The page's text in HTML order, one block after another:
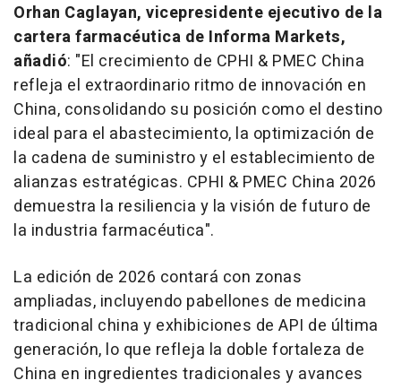
Orhan Caglayan, vicepresidente ejecutivo de la
cartera farmacéutica de Informa Markets,
añadió: "El crecimiento de CPHI & PMEC China
refleja el extraordinario ritmo de innovación en
China, consolidando su posición como el destino
ideal para el abastecimiento, la optimización de
la cadena de suministro y el establecimiento de
alianzas estratégicas. CPHI & PMEC China 2026
demuestra la resiliencia y la visión de futuro de
la industria farmacéutica".
La edición de 2026 contará con zonas
ampliadas, incluyendo pabellones de medicina
tradicional china y exhibiciones de API de última
generación, lo que refleja la doble fortaleza de
China en ingredientes tradicionales y avances